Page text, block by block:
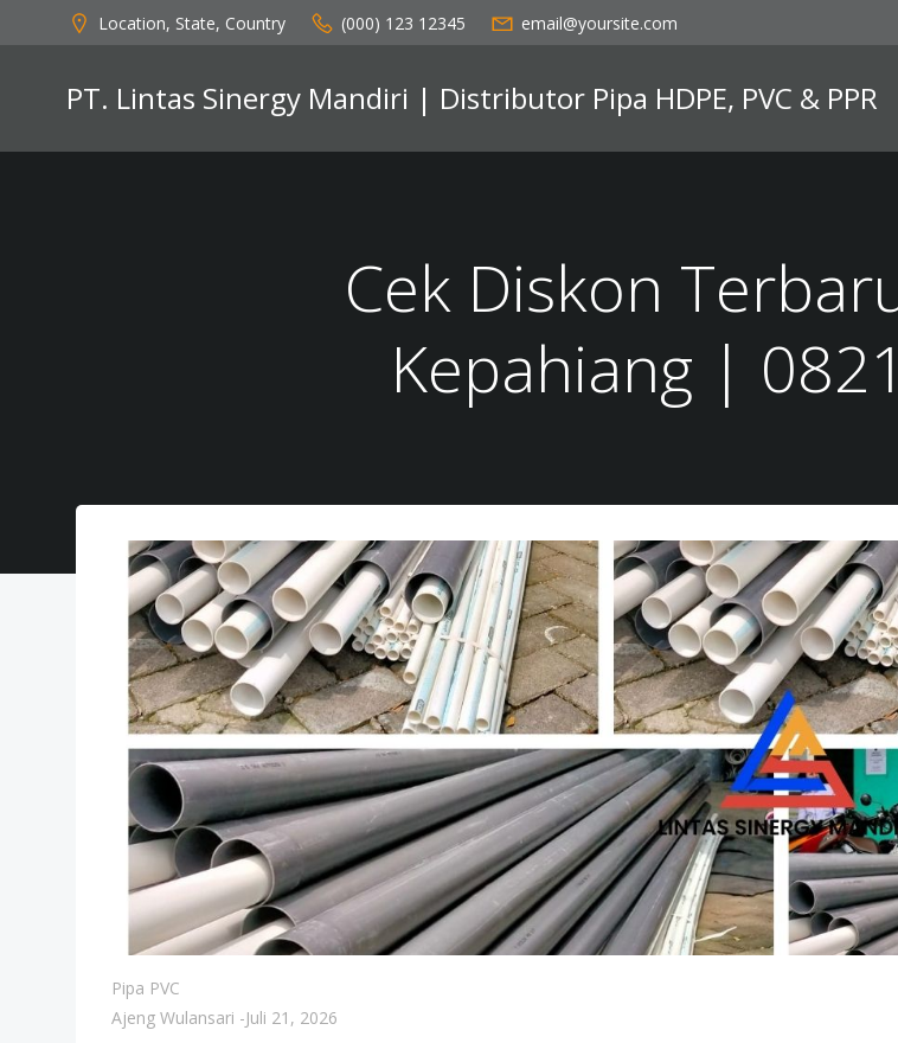
to
Location, State, Country (000) 123 12345 email@yoursite.com
PT. Lintas Sinergy Mandiri | Distributor Pipa HDPE, PVC & PPR
Cek Diskon
Kepahiang |
Pipa PVC
Ajeng Wulansari -Juli 21, 2026